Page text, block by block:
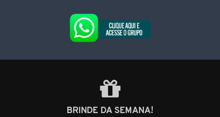
BRINDE DA SEMANA!